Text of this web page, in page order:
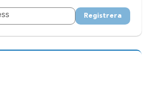
Registrera